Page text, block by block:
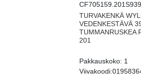
CF705159.201S939
TURVAKENKÄ
VEDENKESTÄVÄ
TUMMANRUSKEA
201
Pakkauskoko: 1
Viivakoodi: